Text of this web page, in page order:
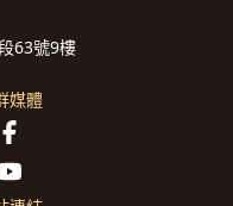
63號9樓
媒體